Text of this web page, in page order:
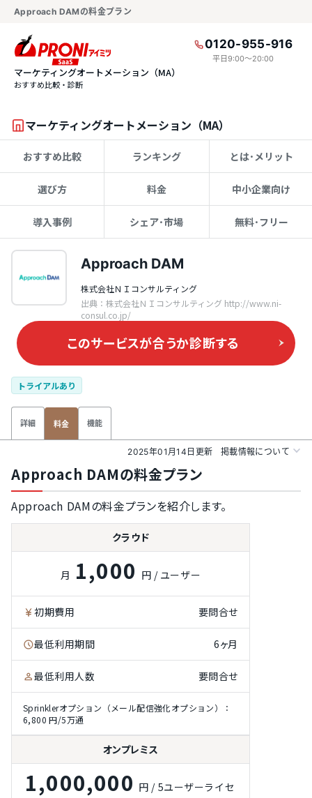
Approach DAMの料金プラン
0120-955-916
平日9:00〜20:00
マーケティングオートメーション（MA）
おすすめ比較・診断
マーケティングオートメーション（MA）
おすすめ比較 ランキング とは･メリット
選び方 料金 中小企業向け
導入事例 シェア･市場 無料･フリー
Approach DAM
株式会社ＮＩコンサルティング
出典：株式会社ＮＩコンサルティング http://www.ni-
consul.co.jp/
このサービスが合うか診断する
トライアルあり
詳細 料金 機能
2025年01月14日更新 掲載情報について
Approach DAMの料金プラン
Approach DAMの料金プランを紹介します。
クラウド
月 1,000 円 / ユーザー
初期費用 要問合せ
最低利用期間 6ヶ月
最低利用人数 要問合せ
Sprinklerオプション（メール配信強化オプション）：
6,800 円/5万通
オンプレミス
1,000,000 円 / 5ユーザーライセ